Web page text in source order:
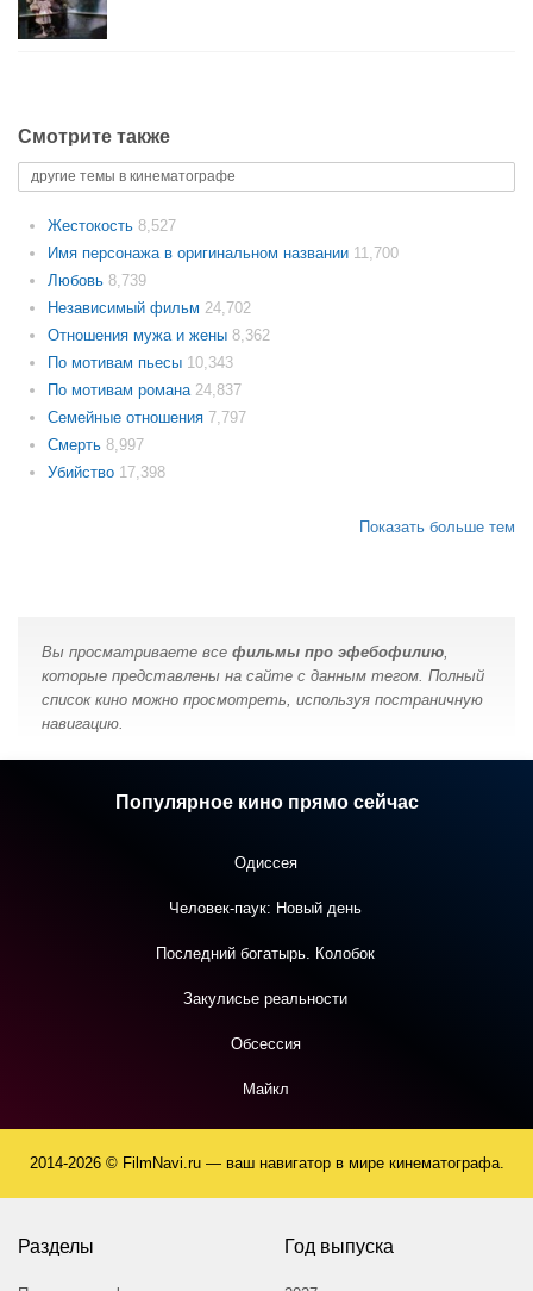
Смотрите также
другие темы в кинематографе
Жестокость 8,527
Имя персонажа в оригинальном названии 11,700
Любовь 8,739
Независимый фильм 24,702
Отношения мужа и жены 8,362
По мотивам пьесы 10,343
По мотивам романа 24,837
Семейные отношения 7,797
Смерть 8,997
Убийство 17,398
Показать больше тем
Вы просматриваете все фильмы про эфебофилию,
которые представлены на сайте с данным тегом. Полный
список кино можно просмотреть, используя постраничную
навигацию.
Популярное кино прямо сейчас
Одиссея
Человек-паук: Новый день
Последний богатырь. Колобок
Закулисье реальности
Обсессия
Майкл
2014-2026 © FilmNavi.ru — ваш навигатор в мире кинематографа.
Разделы Год выпуска